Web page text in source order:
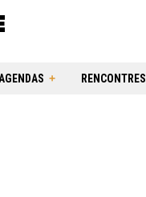
RENCONTRES